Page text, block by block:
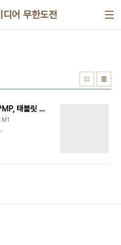
어 무한도전
소형 컴퓨터, UMPC, MID, PMP, 태블릿 목록
세로